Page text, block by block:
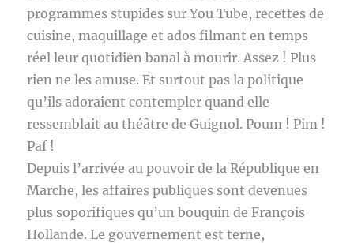
programmes stupides sur You Tube, recettes de
cuisine, maquillage et ados filmant en temps
réel leur quotidien banal à mourir. Assez ! Plus
rien ne les amuse. Et surtout pas la politique
qu’ils adoraient contempler quand elle
ressemblait au théâtre de Guignol. Poum ! Pim !
Paf !
Depuis l’arrivée au pouvoir de la République en
Marche, les affaires publiques sont devenues
plus soporifiques qu’un bouquin de François
Hollande. Le gouvernement est terne,